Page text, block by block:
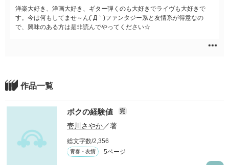
洋楽大好き、洋画大好き、ギター弾くのも大好きでライヴも大好きで
す。今は何もしてませ～ん(´Д｀)ファンタジー系と友情系が得意なの
で、興味のある方は是非読んでやってください☆
作品一覧
ボクの経験値 完
壱川さやか／著
総文字数/2,356
青春・友情 5ページ